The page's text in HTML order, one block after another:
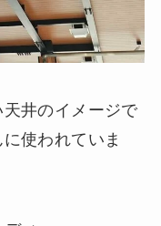
井のイメージで
使われていま